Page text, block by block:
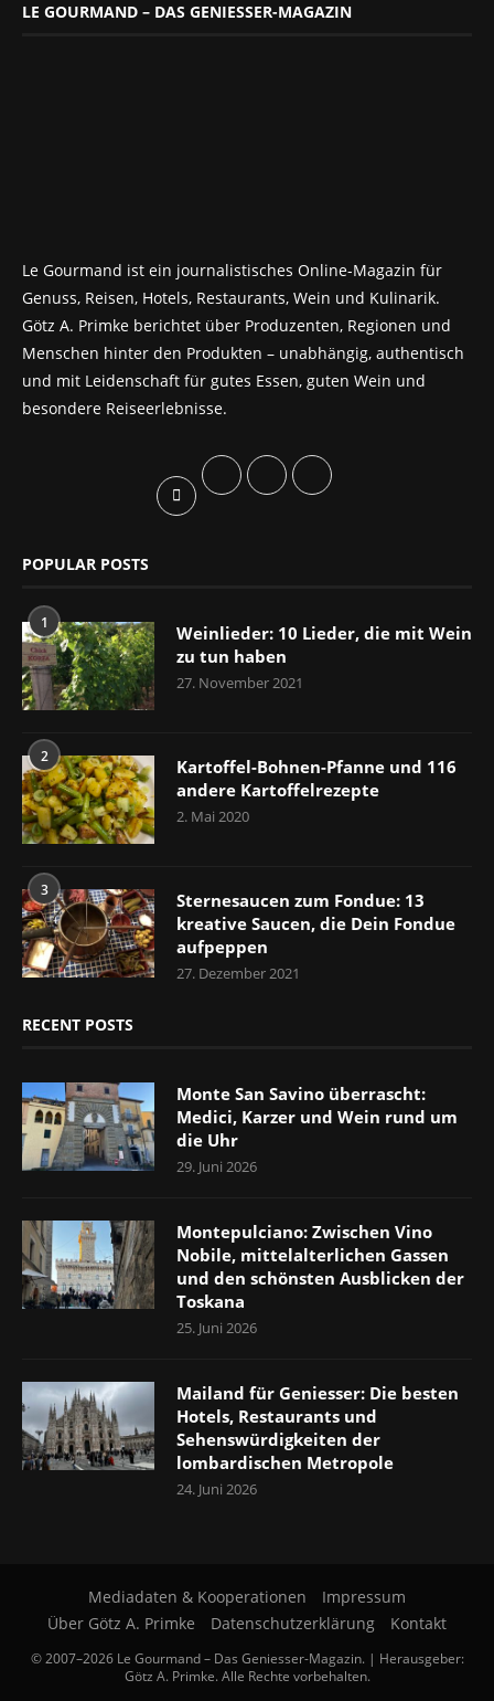
LE GOURMAND – DAS GENIESSER-MAGAZIN
Le Gourmand ist ein journalistisches Online-Magazin für
Genuss, Reisen, Hotels, Restaurants, Wein und Kulinarik.
Götz A. Primke berichtet über Produzenten, Regionen und
Menschen hinter den Produkten – unabhängig, authentisch
und mit Leidenschaft für gutes Essen, guten Wein und
besondere Reiseerlebnisse.
POPULAR POSTS
1
Weinlieder: 10 Lieder, die mit Wein
zu tun haben
27. November 2021
2
Kartoffel-Bohnen-Pfanne und 116
andere Kartoffelrezepte
2. Mai 2020
3
Sternesaucen zum Fondue: 13
kreative Saucen, die Dein Fondue
aufpeppen
27. Dezember 2021
RECENT POSTS
Monte San Savino überrascht:
Medici, Karzer und Wein rund um
die Uhr
29. Juni 2026
Montepulciano: Zwischen Vino
Nobile, mittelalterlichen Gassen
und den schönsten Ausblicken der
Toskana
25. Juni 2026
Mailand für Geniesser: Die besten
Hotels, Restaurants und
Sehenswürdigkeiten der
lombardischen Metropole
24. Juni 2026
Mediadaten & Kooperationen
Impressum
Über Götz A. Primke
Datenschutzerklärung Kontakt
© 2007–2026 Le Gourmand – Das Geniesser-Magazin. | Herausgeber:
Götz A. Primke. Alle Rechte vorbehalten.